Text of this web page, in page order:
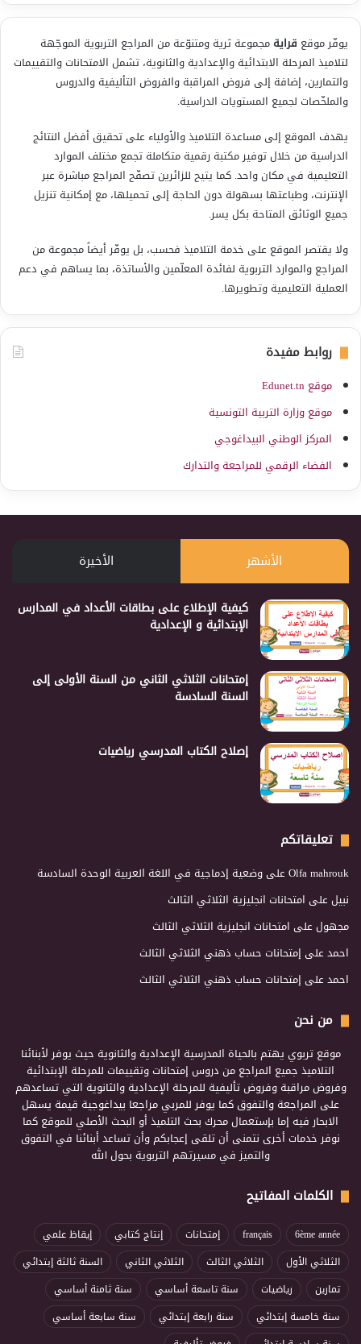
يوفّر موقع قرايةمجموعة ثرية ومتنوّعة من المراجع التربوية الموجّهة
لتلاميذ المرحلة الابتدائية والإعدادية والثانوية، تشمل الامتحانات والتقييمات
والتمارين، إضافة إلى فروض المراقبة والفروض التأليفية والدروس
والملخّصات لجميع المستويات الدراسية.
يهدف الموقع إلى مساعدة التلاميذ والأولياء على تحقيق أفضل النتائج
الدراسية من خلال توفير مكتبة رقمية متكاملة تجمع مختلف الموارد
التعليمية في مكان واحد. كما يتيح للزائرين تصفّح المراجع مباشرة عبر
الإنترنت، وطباعتها بسهولة دون الحاجة إلى تحميلها، مع إمكانية تنزيل
جميع الوثائق المتاحة بكل يسر.
ولا يقتصر الموقع على خدمة التلاميذ فحسب، بل يوفّر أيضاً مجموعة من
المراجع والموارد التربوية لفائدة المعلّمين والأساتذة، بما يساهم في دعم
العملية التعليمية وتطويرها.
روابط مفيدة
موقع Edunet.tn
موقع وزارة التربية التونسية
المركز الوطني البيداغوجي
الفضاء الرقمي للمراجعة والتدارك
الأشهر الأخيرة
كيفية الإطلاع على بطاقات الأعداد في المدارس
الإبتدائية و الإعدادية
إمتحانات الثلاثي الثاني من السنة الأولى إلى
السنة السادسة
إصلاح الكتاب المدرسي رياضيات
تعليقاتكم
Olfa mahroukعلى وضعية إدماجية في اللغة العربية الوحدة السادسة
نبيلعلى امتحانات انجليزية الثلاثي الثالث
مجهولعلى امتحانات انجليزية الثلاثي الثالث
احمدعلى إمتحانات حساب ذهني الثلاثي الثالث
احمدعلى إمتحانات حساب ذهني الثلاثي الثالث
من نحن
موقع تربوي يهتم بالحياة المدرسية الإعدادية والثانوية حيث يوفر لأبنائنا
التلاميذ جميع المراجع من دروس إمتحانات وتقييمات للمرحلة الإبتدائية
وفروض مراقبة وفروض تأليفية للمرحلة الإعدادية والثانوية التي تساعدهم
على المراجعة والتفوق كما يوفر للمربي مراجعا بيداغوجية قيمة يسهل
الابحار فيه إما بإستعمال محرك بحث التلميذ أو البحث الأصلي للموقع كما
نوفر خدمات أخرى نتمنى أن تلقى إعجابكم وأن تساعد أبنائنا في التفوق
والتميز في مسيرتهم التربوية بحول الله
الكلمات المفاتيح
6ème année
français إمتحانات إنتاج كتابي
إيقاظ علمي
الثلاثي الأول
الثلاثي الثالث الثلاثي الثاني
السنة ثالثة إبتدائي
تمارين
رياضيات سنة تاسعة أساسي
سنة ثامنة أساسي
سنة خامسة إبتدائي
سنة رابعة إبتدائي
سنة سابعة أساسي